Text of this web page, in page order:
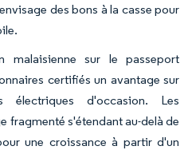
des bons à la casse pour
malaisienne sur le passeport
certifiés un avantage sur
d'occasion. Les
fragmenté s'étendant au-delà de
une croissance à partir d'un